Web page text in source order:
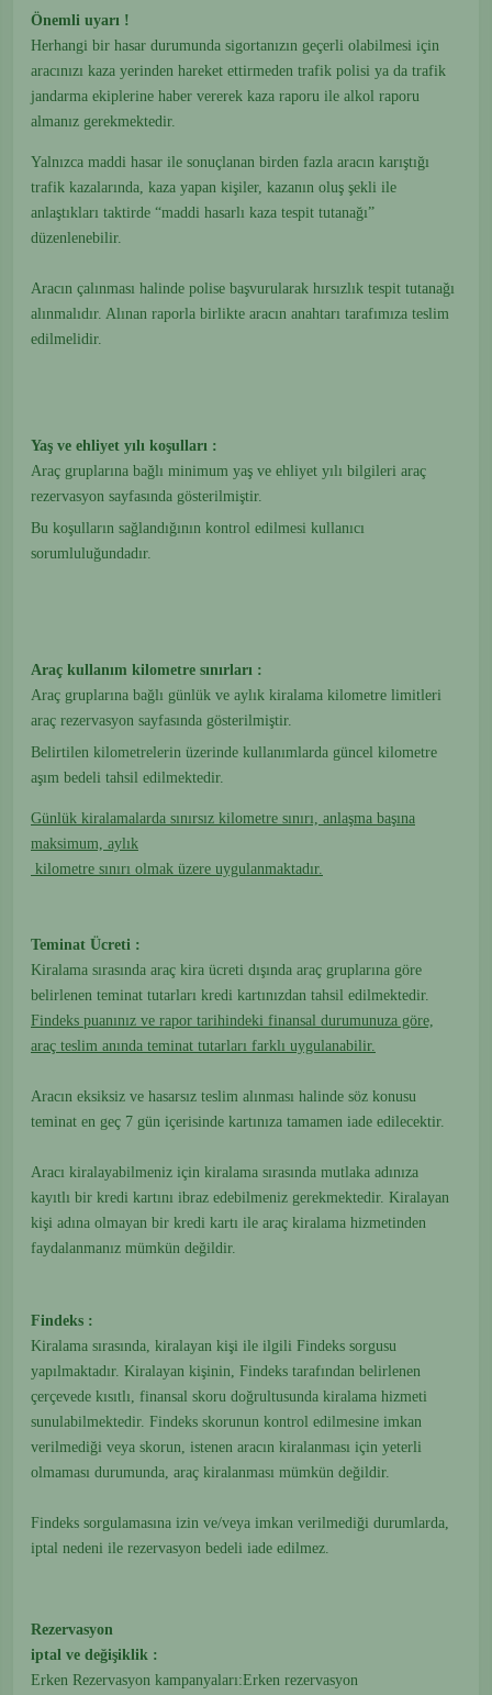
Önemli uyarı !
Herhangi bir hasar durumunda sigortanızın geçerli olabilmesi için
aracınızı kaza yerinden hareket ettirmeden trafik polisi ya da trafik
jandarma ekiplerine haber vererek kaza raporu ile alkol raporu
almanız gerekmektedir.
Yalnızca maddi hasar ile sonuçlanan birden fazla aracın karıştığı
trafik kazalarında, kaza yapan kişiler, kazanın oluş şekli ile
anlaştıkları taktirde “maddi hasarlı kaza tespit tutanağı”
düzenlenebilir.
Aracın çalınması halinde polise başvurularak hırsızlık tespit tutanağı
alınmalıdır. Alınan raporla birlikte aracın anahtarı tarafımıza teslim
edilmelidir.
Yaş ve ehliyet yılı koşulları :
Araç gruplarına bağlı minimum yaş ve ehliyet yılı bilgileri araç
rezervasyon sayfasında gösterilmiştir.
Bu koşulların sağlandığının kontrol edilmesi kullanıcı
sorumluluğundadır.
Araç kullanım kilometre sınırları :
Araç gruplarına bağlı günlük ve aylık kiralama kilometre limitleri
araç rezervasyon sayfasında gösterilmiştir.
Belirtilen kilometrelerin üzerinde kullanımlarda güncel kilometre
aşım bedeli tahsil edilmektedir.
Günlük kiralamalarda sınırsız kilometre sınırı, anlaşma başına
maksimum, aylık
kilometre sınırı olmak üzere uygulanmaktadır.
Teminat Ücreti :
Kiralama sırasında araç kira ücreti dışında araç gruplarına göre
belirlenen teminat tutarları kredi kartınızdan tahsil edilmektedir.
Findeks puanınız ve rapor tarihindeki finansal durumunuza göre,
araç teslim anında teminat tutarları farklı uygulanabilir.
Aracın eksiksiz ve hasarsız teslim alınması halinde söz konusu
teminat en geç 7 gün içerisinde kartınıza tamamen iade edilecektir.
Aracı kiralayabilmeniz için kiralama sırasında mutlaka adınıza
kayıtlı bir kredi kartını ibraz edebilmeniz gerekmektedir. Kiralayan
kişi adına olmayan bir kredi kartı ile araç kiralama hizmetinden
faydalanmanız mümkün değildir.
Findeks :
Kiralama sırasında, kiralayan kişi ile ilgili Findeks sorgusu
yapılmaktadır. Kiralayan kişinin, Findeks tarafından belirlenen
çerçevede kısıtlı, finansal skoru doğrultusunda kiralama hizmeti
sunulabilmektedir. Findeks skorunun kontrol edilmesine imkan
verilmediği veya skorun, istenen aracın kiralanması için yeterli
olmaması durumunda, araç kiralanması mümkün değildir.
Findeks sorgulamasına izin ve/veya imkan verilmediği durumlarda,
iptal nedeni ile rezervasyon bedeli iade edilmez.
Rezervasyon
iptal ve değişiklik :
Erken Rezervasyon kampanyaları:Erken rezervasyon